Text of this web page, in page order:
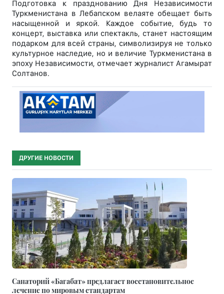
Подготовка к празднованию Дня Независимости
Туркменистана в Лебапском велаяте обещает быть
насыщенной и яркой. Каждое событие, будь то
концерт, выставка или спектакль, станет настоящим
подарком для всей страны, символизируя не только
культурное наследие, но и величие Туркменистана в
эпоху Независимости, отмечает журналист Агамырат
Солтанов.
ДРУГИЕ НОВОСТИ
Санаторий «Багабат» предлагает восстановительное
лечение по мировым стандартам